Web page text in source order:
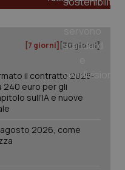
[7 giorni] [30 giorni]
il contratto 2025-
240 euro per gli
sull'IA e nuove
2026, come